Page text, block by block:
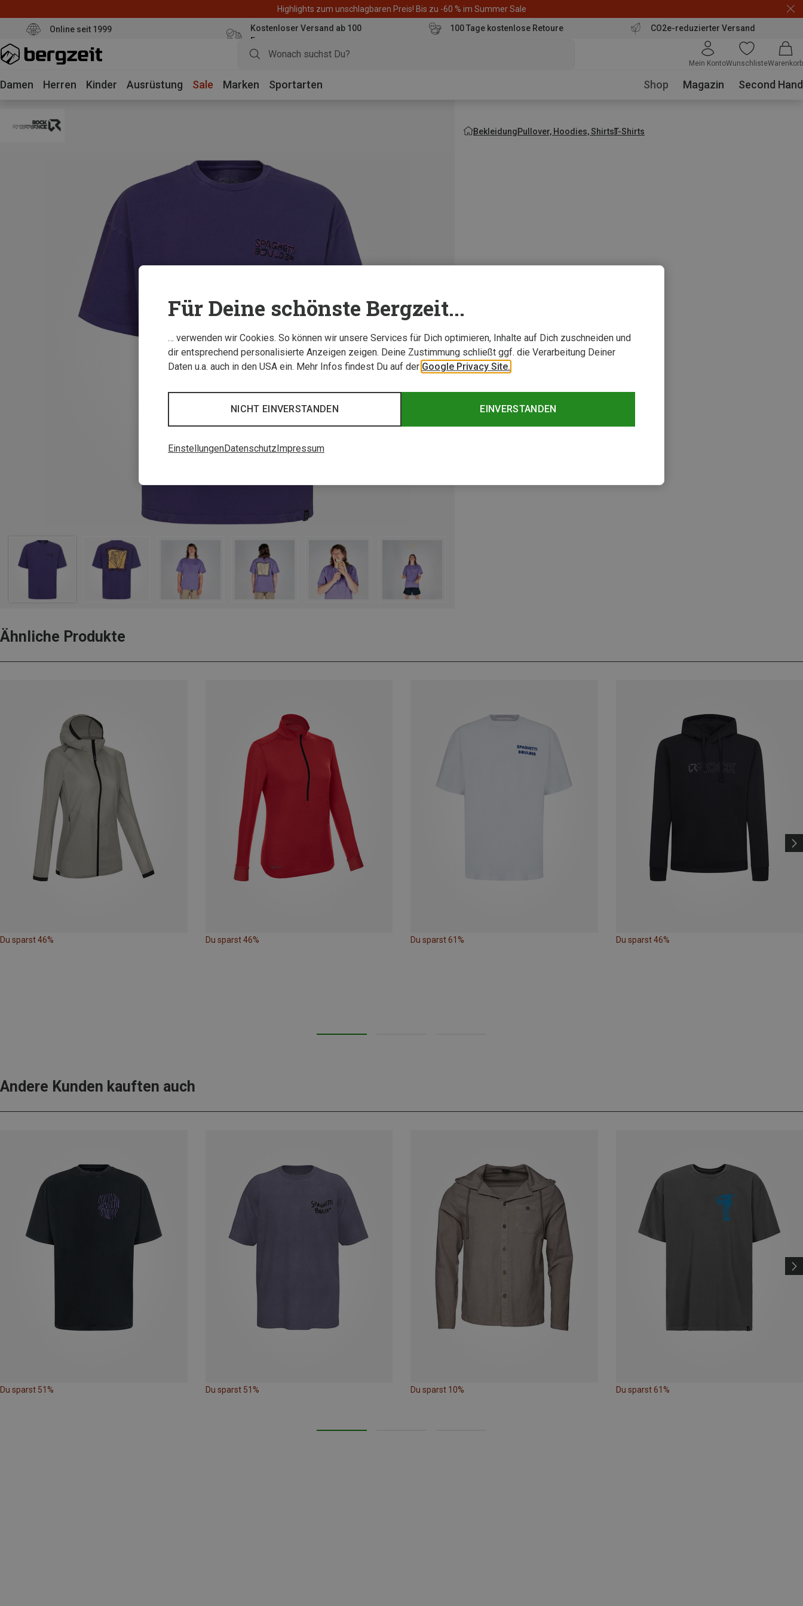
Highlights zum unschlagbaren Preis! Bis zu -60 % im Summer Sale
Online seit 1999
Kostenloser Versand ab 100
Euro
100 Tage kostenlose Retoure CO2e-reduzierter Versand
Mein KontoWunschlisteWarenkorb
Damen Herren Kinder Ausrüstung Sale Marken Sportarten Shop Magazin Second Hand
BekleidungPullover, Hoodies, ShirtsT-Shirts
Ähnliche Produkte
Du sparst 46% Du sparst 46% Du sparst 61% Du sparst 46%
Andere Kunden kauften auch
Du sparst 51% Du sparst 51% Du sparst 10% Du sparst 61%
Für Deine schönste Bergzeit...
… verwenden wir Cookies. So können wir unsere Services für Dich optimieren, Inhalte auf Dich zuschneiden und
dir entsprechend personalisierte Anzeigen zeigen. Deine Zustimmung schließt ggf. die Verarbeitung Deiner
Daten u.a. auch in den USA ein. Mehr Infos findest Du auf der Google Privacy Site.
EINVERSTANDEN
NICHT EINVERSTANDEN
EinstellungenDatenschutzImpressum